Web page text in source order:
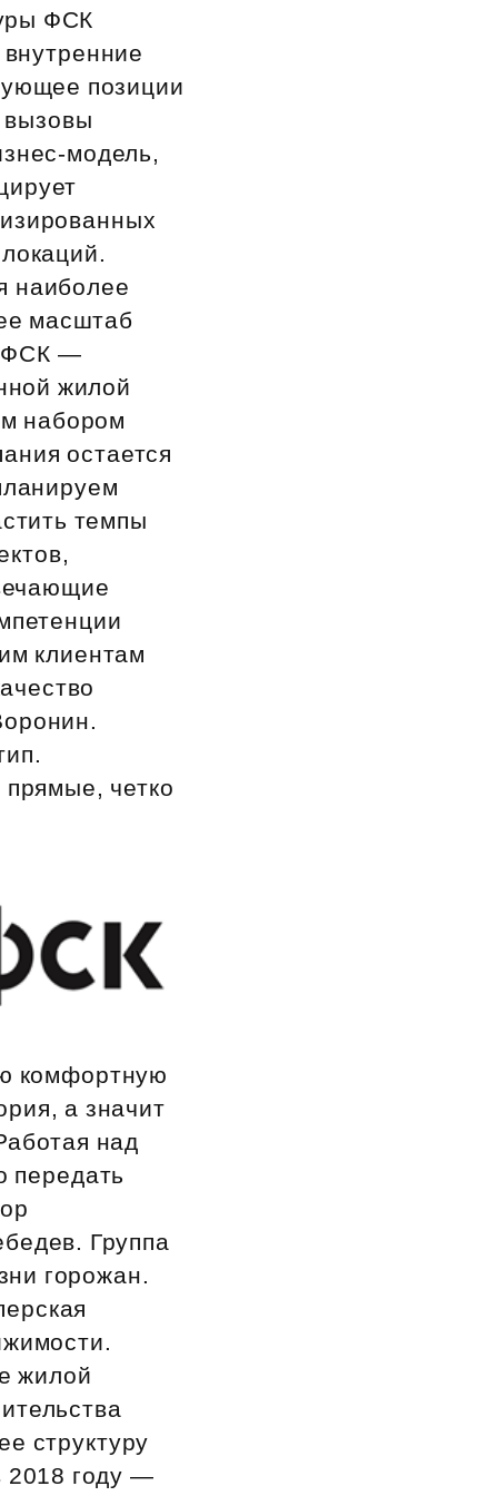
ФСК
позиции
вызовы
наиболее
масштаб
ФСК —
жилой
набором
остается
темпы
клиентам
четко
комфортную
а значит
над
передать
Группа
горожан.
жилой
структуру
2018 году —